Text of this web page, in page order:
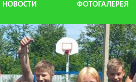
НОВОСТИ ФОТОГАЛЕРЕЯ